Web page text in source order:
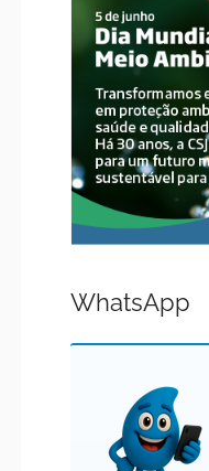
WhatsApp